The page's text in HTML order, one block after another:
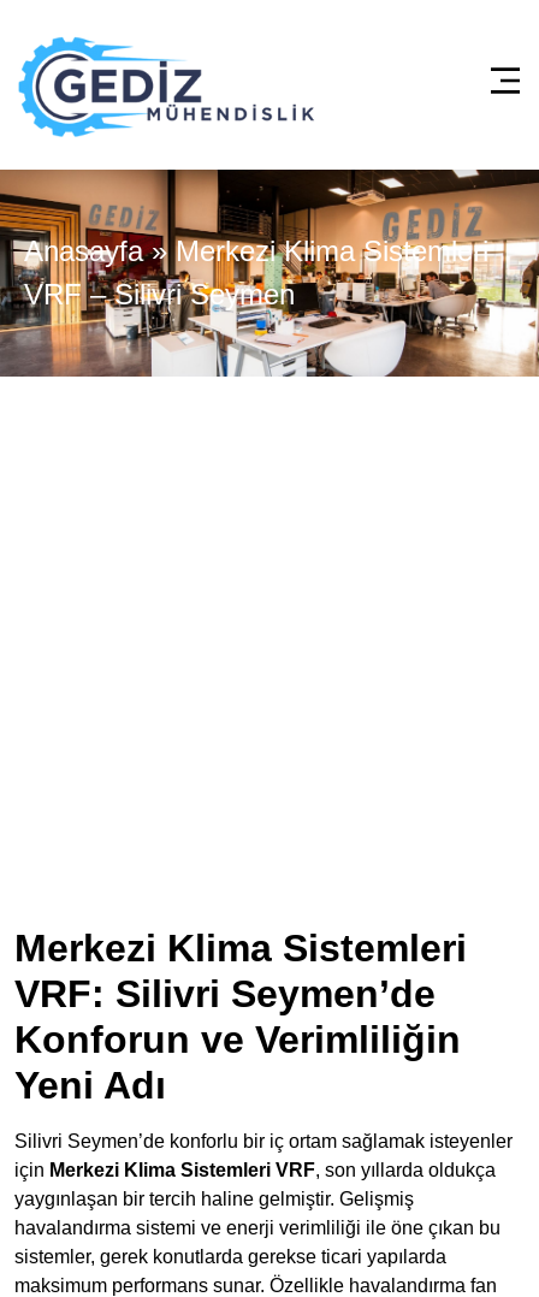
Anasayfa»Merkezi Klima Sistemleri
VRF – Silivri Seymen
Merkezi Klima Sistemleri
VRF: Silivri Seymen’de
Konforun ve Verimliliğin
Yeni Adı
Silivri Seymen’de konforlu bir iç ortam sağlamak isteyenler
için Merkezi Klima Sistemleri VRF, son yıllarda oldukça
yaygınlaşan bir tercih haline gelmiştir. Gelişmiş
havalandırma sistemi ve enerji verimliliği ile öne çıkan bu
sistemler, gerek konutlarda gerekse ticari yapılarda
maksimum performans sunar. Özellikle havalandırma fan